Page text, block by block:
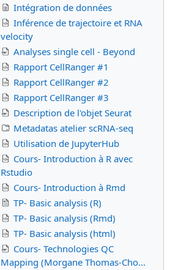
Intégration de données
Inférence de trajectoire et RNA
velocity
Analyses single cell - Beyond
Rapport CellRanger #1
Rapport CellRanger #2
Rapport CellRanger #3
Description de l'objet Seurat
Metadatas atelier scRNA-seq
Utilisation de JupyterHub
Cours- Introduction à R avec
Rstudio
Cours- Introduction à Rmd
TP- Basic analysis (R)
TP- Basic analysis (Rmd)
TP- Basic analysis (html)
Cours- Technologies QC
Mapping (Morgane Thomas-Cho...